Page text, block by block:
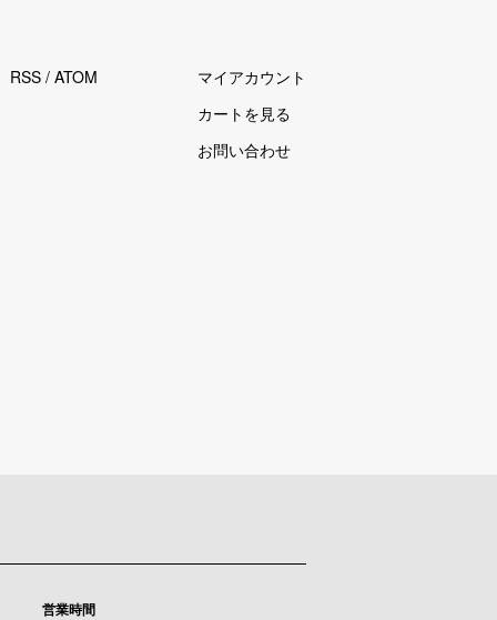
RSS / ATOM
マイアカウント
カートを見る
お問い合わせ
営業時間